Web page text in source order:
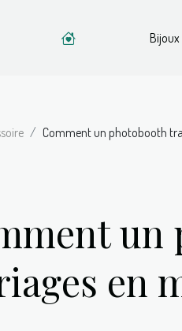
Bijoux
Comment un photobooth
en